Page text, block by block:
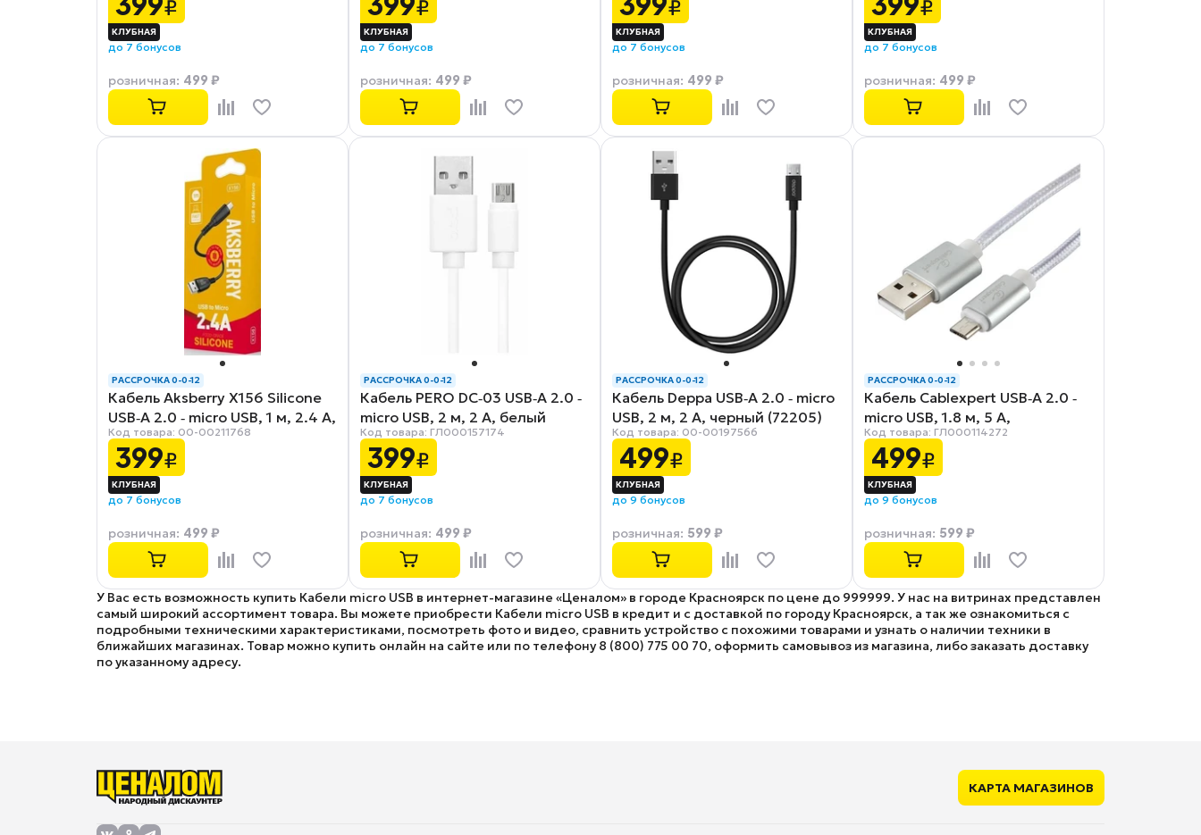
₽
до 7 бонусов
розничная: 499 ₽
₽
до 7 бонусов
розничная: 499 ₽
₽
до 7 бонусов
розничная: 499 ₽
₽
до 7 бонусов
розничная: 499 ₽
РАССРОЧКА 0-0-12
Кабель Aksberry X156 Silicone
USB‑A 2.0 ‑ micro USB, 1 м, 2.4 А,
черный
Код товара: 00-00211768
399₽
до 7 бонусов
розничная: 499 ₽
РАССРОЧКА 0-0-12
Кабель PERO DC‑03 USB‑A 2.0 ‑
micro USB, 2 м, 2 А, белый
Код товара: ГЛ000157174
399₽
до 7 бонусов
розничная: 499 ₽
РАССРОЧКА 0-0-12
Кабель Deppa USB‑A 2.0 ‑ micro
USB, 2 м, 2 А, черный (72205)
Код товара: 00-00197566
499₽
до 9 бонусов
розничная: 599 ₽
РАССРОЧКА 0-0-12
Кабель Cablexpert USB‑A 2.0 ‑
micro USB, 1.8 м, 5 А,
серебристый
(CC‑U‑mUSB02S‑1.8M)
Код товара: ГЛ000114272
499₽
до 9 бонусов
розничная: 599 ₽
У Вас есть возможность купить Кабели micro USB в интернет-магазине «Ценалом» в городе Красноярск по цене до 999999. У нас на витринах представлен
самый широкий ассортимент товара. Вы можете приобрести Кабели micro USB в кредит и с доставкой по городу Красноярск, а так же ознакомиться с
подробными техническими характеристиками, посмотреть фото и видео, сравнить устройство с похожими товарами и узнать о наличии техники в
ближайших магазинах. Товар можно купить онлайн на сайте или по телефону 8 (800) 775 00 70, оформить самовывоз из магазина, либо заказать доставку
по указанному адресу.
КАРТА МАГАЗИНОВ